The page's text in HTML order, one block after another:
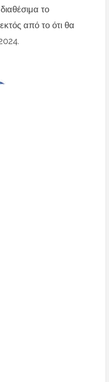
το
από το ότι θα